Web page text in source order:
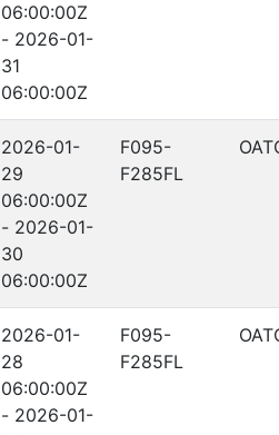
06:00:00Z
- 2026-01-
31
06:00:00Z
2026-01-
29
06:00:00Z
- 2026-01-
30
06:00:00Z
F095-
F285FL
2026-01-
28
06:00:00Z
- 2026-01-
F095-
F285FL